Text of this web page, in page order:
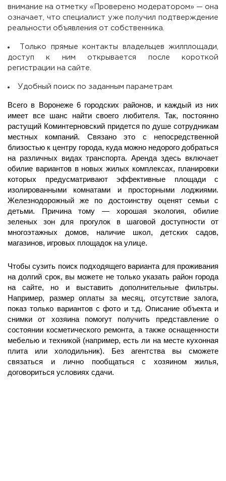
внимание на отметку «Проверено модератором» — она
означает, что специалист уже получил подтверждение
реальности объявления от собственника.
Только прямые контакты владельцев жилплощади,
доступ к ним открывается после короткой
регистрации на сайте.
Удобный поиск по заданным параметрам.
Всего в Воронеже 6 городских районов, и каждый из них
имеет все шанс найти своего любителя. Так, постоянно
растущий Коминтерновский придется по душе сотрудникам
местных компаний. Связано это с непосредственной
близостью к центру города, куда можно недорого добраться
на различных видах транспорта. Аренда здесь включает
обилие вариантов в новых жилых комплексах, планировки
которых предусматривают эффективные площади с
изолированными комнатами и просторными лоджиями.
Железнодорожный же по достоинству оценят семьи с
детьми. Причина тому — хорошая экология, обилие
зеленых зон для прогулок в шаговой доступности от
многоэтажных домов, наличие школ, детских садов,
магазинов, игровых площадок на улице.
Чтобы сузить поиск подходящего варианта для проживания
на долгий срок, вы можете не только указать район города
на сайте, но и выставить дополнительные фильтры.
Например, размер оплаты за месяц, отсутствие залога,
показ только вариантов с фото и т.д. Описание объекта и
снимки от хозяина помогут получить представление о
состоянии косметического ремонта, а также оснащенности
мебелью и техникой (например, есть ли на месте кухонная
плита или холодильник). Без агентства вы сможете
связаться и лично пообщаться с хозяином жилья,
договориться условиях сдачи.